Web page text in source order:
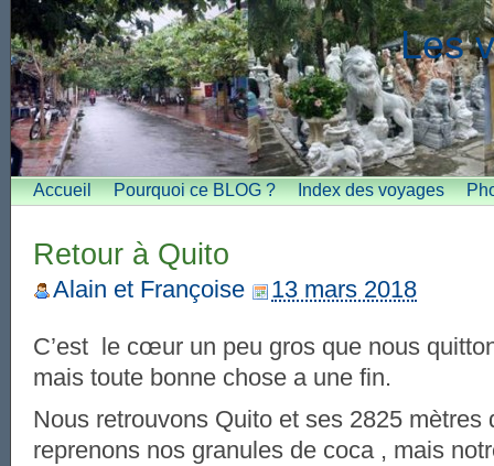
Les
Accueil Pourquoi ce BLOG ? Index des voyages
Retour à Quito
Alain et Françoise 13 mars 2018
C’est le cœur un peu gros que nous
mais toute bonne chose a une fin.
Nous retrouvons Quito et ses 2825 mètres
reprenons nos granules de coca , mais